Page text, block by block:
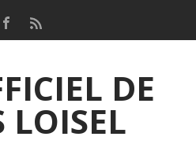
DE
LOISEL